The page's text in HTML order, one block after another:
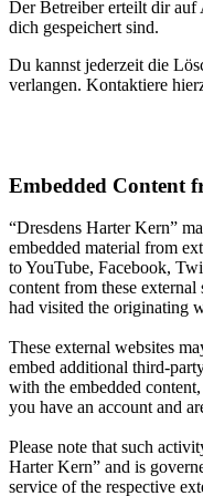
Der Betreiber erteilt dir
dich gespeichert sind.
Du kannst jederzeit die
verlangen. Kontaktiere
Embedded Content
“Dresdens Harter Kern”
embedded material from
to YouTube, Facebook,
content from these external
had visited the originating
These external websites
embed additional third-
with the embedded
you have an account and
Please note that such
Harter Kern” and is
service of the respective